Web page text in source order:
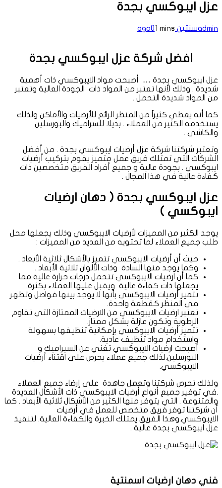
عزل ايبوكسي بجدة
adminسنتين ago 01 mins
افضل شركة عزل ايبوكسي بجدة
عزل ايبوكسي بجدة … أصبحت مواد الايبوكسي ذات أهمية
شديدة . وذلك لأنها تعتبر من المواد ذات الجودة العالية وتعتبر
من المواد شديدة التحمل .
كما أنه يعطي كثيراً من المنظر الرائع للأرضيات والأماكن ولذلك
يستخدمه الكثير من العملاء . بديلا للسراميك والبورسلين
والكاشي .
وتعتبر شركتنا شركة عزل أرضيات ايبوكسي بجدة . من أفضل
الشركات التي تمتلك فريق عمل متميز يقوم بتركيب أرضيات
ايبوكسي . بجودة عالية و جميع أفراد الفريق متخصصين ذات
كفاءة عالية في هذا المجال .
عزل ايبوكسي بجدة ( دهان ارضيات
ايبوكسي )
يوجد الكثير من المميزات لأرضيات الايبوكسي وذلك يجعلها محل
طلب جميع العملاء لما تحتويه من العديد من المميزات :
حيث أن أرضيات الايبوكسي تتميز بالأشكال ثلاثية الأبعاد .
وكما يوجد منها السادة وذات الألوان ثلاثية الأبعاد .
كما أن ارضيات الايبوكسي تتحمل درجات حرارة عالية مما
يجعلها ذات كفاءة عالية ويقبل عليها العملاء بكثرة.
تتميز أرضيات الايبوكسي بأنها لا يوجد بينها فواصل وتظهر
في المنظر كقطعة واحدة.
تعتبر ارضيات الايبوكسي من الارضيات الممتازة التي تقاوم
الرطوبة وتكون عازلة بشكل ممتاز.
تتميز أرضيات الايبوكسي بإمكانية تنظيفها بسهولة
واستخدام مواد تنظيف عادية.
أصبحت ارضيات الايبوكسي تغني عن السيراميك و
البورسلين.لذلك جميع عملاء يحرص على اقتناء أرضيات
الايبوكسي.
ولذلك تحرص شركتنا وتعمل جاهدة على إرضاء جميع العملاء
.في توفير جميع أنواع أرضيات الايبوكسي ذات الأشكال العديدة
والمتنوعة . التي يتوفر منها الكثير من الأشكال ثلاثية الأبعاد . كما
أن شركتنا توفر فريق متخصص للعمل في أرضيات
الايبوكسي.وهذا الفريق يمتلك الخبرة والكفاءة العالية. لتنفيذ
عزل ايبوكسي بجدة عالية .
فني دهان ارضيات اسمنتية